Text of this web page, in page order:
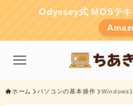
Odyssey式 MOSテ
ホーム パソコンの基本操作